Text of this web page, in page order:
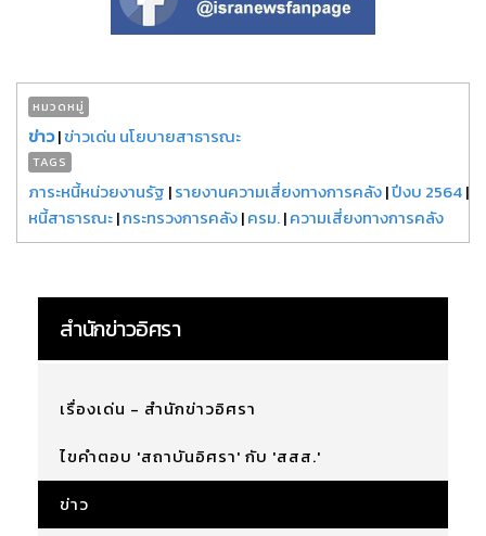
หมวดหมู่
ข่าว|ข่าวเด่น นโยบายสาธารณะ
TAGS
ภาระหนี้หน่วยงานรัฐ |รายงานความเสี่ยงทางการคลัง|ปีงบ 2564|
หนี้สาธารณะ|กระทรวงการคลัง|ครม.|ความเสี่ยงทางการคลัง
สำนักข่าวอิศรา
เรื่องเด่น - สำนักข่าวอิศรา
ไขคำตอบ 'สถาบันอิศรา' กับ 'สสส.'
ข่าว